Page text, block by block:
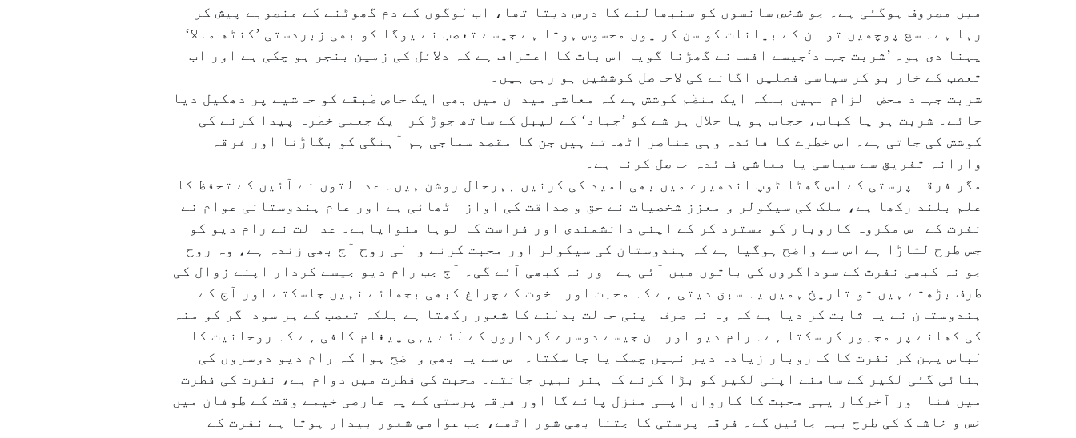
میں مصروف ہوگئی ہے۔ جو شخص سانسوں کو سنبھالنے کا درس دیتا تھا، اب لوگوں کے دم گھوٹنے کے منصوبے پیش کر
رہا ہے۔ سچ پوچھیں تو ان کے بیانات کو سن کر یوں محسوس ہوتا ہے جیسے تعصب نے یوگا کو بھی زبردستی ’کنٹھ مالا‘
پہنا دی ہو۔ ’شربت جہاد‘جیسے افسانے گھڑنا گویا اس بات کا اعتراف ہے کہ دلائل کی زمین بنجر ہو چکی ہے اور اب
تعصب کے خار بو کر سیاسی فصلیں اگانے کی لاحاصل کوششیں ہو رہی ہیں۔
شربت جہاد محض الزام نہیں بلکہ ایک منظم کوشش ہے کہ معاشی میدان میں بھی ایک خاص طبقے کو حاشیے پر دھکیل دیا
جائے۔ شربت ہو یا کباب، حجاب ہو یا حلال ہر شے کو ’جہاد‘ کے لیبل کے ساتھ جوڑ کر ایک جعلی خطرہ پیدا کرنے کی
کوشش کی جاتی ہے۔ اس خطرے کا فائدہ وہی عناصر اٹھاتے ہیں جن کا مقصد سماجی ہم آہنگی کو بگاڑنا اور فرقہ
وارانہ تفریق سے سیاسی یا معاشی فائدہ حاصل کرنا ہے۔
مگر فرقہ پرستی کے اس گھٹا ٹوپ اندھیرے میں بھی امید کی کرنیں بہرحال روشن ہیں۔ عدالتوں نے آئین کے تحفظ کا
علم بلند رکھا ہے، ملک کی سیکولر و معزز شخصیات نے حق و صداقت کی آواز اٹھائی ہے اور عام ہندوستانی عوام نے
نفرت کے اس مکروہ کاروبار کو مسترد کر کے اپنی دانشمندی اور فراست کا لوہا منوایاہے۔ عدالت نے رام دیو کو
جس طرح لتاڑا ہے اس سے واضح ہوگیا ہے کہ ہندوستان کی سیکولر اور محبت کرنے والی روح آج بھی زندہ ہے، وہ روح
جو نہ کبھی نفرت کے سوداگروں کی باتوں میں آئی ہے اور نہ کبھی آئے گی۔ آج جب رام دیو جیسے کردار اپنے زوال کی
طرف بڑھتے ہیں تو تاریخ ہمیں یہ سبق دیتی ہے کہ محبت اور اخوت کے چراغ کبھی بجھائے نہیں جاسکتے اور آج کے
ہندوستان نے یہ ثابت کر دیا ہے کہ وہ نہ صرف اپنی حالت بدلنے کا شعور رکھتا ہے بلکہ تعصب کے ہر سوداگر کو منہ
کی کھانے پر مجبور کر سکتا ہے۔ رام دیو اور ان جیسے دوسرے کرداروں کے لئے یہی پیغام کافی ہے کہ روحانیت کا
لباس پہن کر نفرت کا کاروبار زیادہ دیر نہیں چمکایا جا سکتا۔ اس سے یہ بھی واضح ہوا کہ رام دیو دوسروں کی
بنائی گئی لکیر کے سامنے اپنی لکیر کو بڑا کرنے کا ہنر نہیں جانتے۔ محبت کی فطرت میں دوام ہے، نفرت کی فطرت
میں فنا اور آخرکار یہی محبت کا کارواں اپنی منزل پائے گا اور فرقہ پرستی کے یہ عارضی خیمے وقت کے طوفان میں
خس و خاشاک کی طرح بہہ جائیں گے۔ فرقہ پرستی کا جتنا بھی شور اٹھے، جب عوامی شعور بیدار ہوتا ہے نفرت کے